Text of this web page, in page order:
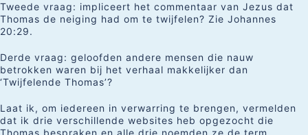
Tweede vraag: impliceert het commentaar van Jezus dat
Thomas de neiging had om te twijfelen? Zie Johannes
20:29.
Derde vraag: geloofden andere mensen die nauw
betrokken waren bij het verhaal makkelijker dan
‘Twijfelende Thomas’?
Laat ik, om iedereen in verwarring te brengen, vermelden
dat ik drie verschillende websites heb opgezocht die
Thomas bespraken en alle drie noemden ze de term